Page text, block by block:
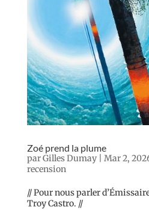
Zoé prend la plume
parGilles Dumay| Mar 2,
recension
// Pour nous parler
Troy Castro. //